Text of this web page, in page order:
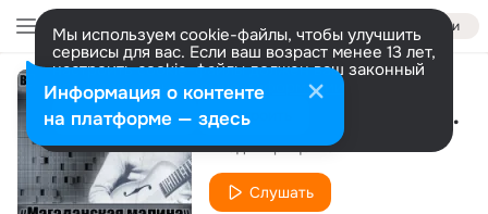
Войти
Мы используем cookie-файлы, чтобы улучшить
сервисы для вас. Если ваш возраст менее 13 лет,
настроить cookie-файлы должен ваш законный
представитель. Больше информации
Разрешить все Настроить Письмецо от внука получил Федот
Владимир Щеглов
Слушать
Информация о контенте
на платформе — здесь